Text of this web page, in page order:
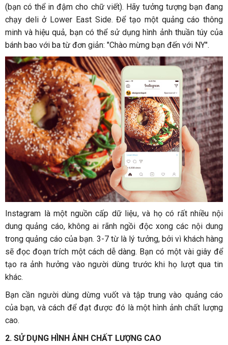
(bạn có thể in đậm cho chữ viết). Hãy tưởng tượng bạn đang
chạy deli ở Lower East Side. Để tạo một quảng cáo thông
minh và hiệu quả, bạn có thể sử dụng hình ảnh thuần túy của
bánh bao với ba từ đơn giản: "Chào mừng bạn đến với NY".
Instagram là một nguồn cấp dữ liệu, và họ có rất nhiều nội
dung quảng cáo, không ai rãnh ngồi độc xong các nội dung
trong quảng cáo của bạn. 3-7 từ là lý tưởng, bởi vì khách hàng
sẽ đọc đoạn trích một cách dễ dàng. Bạn có một vài giây để
tạo ra ảnh hưởng vào người dùng trước khi họ lượt qua tin
khác.
Bạn cần người dùng dừng vuốt và tập trung vào quảng cáo
của bạn, và cách để đạt được đó là một hình ảnh chất lượng
cao.
2. SỬ DỤNG HÌNH ẢNH CHẤT LƯỢNG CAO